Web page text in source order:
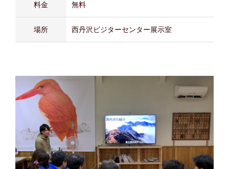
料金 無料
場所 西丹沢ビジターセンター展示室